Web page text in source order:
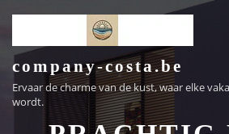
inhoud
company-costa.be
Ervaar de charme van de kust, waar elke
wordt.